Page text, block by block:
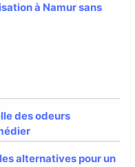
à Namur sans
des odeurs
alternatives pour un